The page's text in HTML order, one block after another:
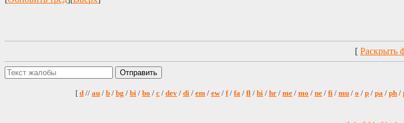
[ Раскрыть
[ d // au / b / bg / bi / bo / c / dev / di / em / ew/ f/ fa / fl / hi / hr / me / mo / ne / fi / mu / o / p / pa / ph /